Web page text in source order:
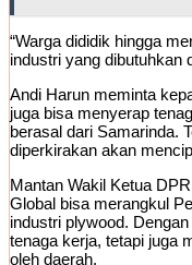
“Warga dididik hingga
industri yang dibutuhkan
Andi Harun meminta
juga bisa menyerap
berasal dari Samarinda.
diperkirakan akan
Mantan Wakil Ketua
Global bisa merangkul
industri plywood.
tenaga kerja, tetapi juga
oleh daerah.